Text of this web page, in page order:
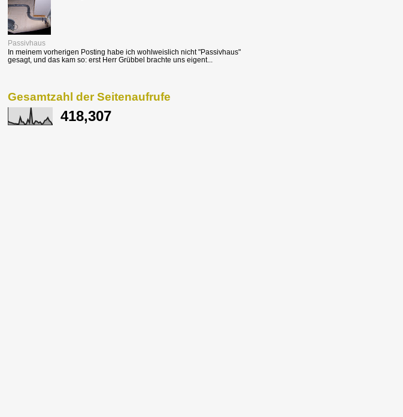
Passivhaus
In meinem vorherigen Posting habe ich wohlweislich nicht "Passivhaus"
gesagt, und das kam so: erst Herr Grübbel brachte uns eigent...
Gesamtzahl der Seitenaufrufe
418,307